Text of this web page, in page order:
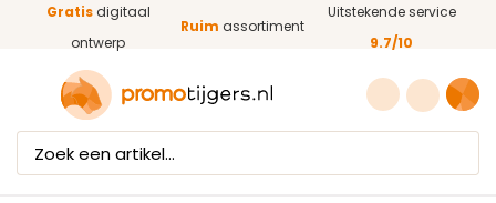
Ga naar de hoofdinhoud
Gratisdigitaal
ontwerp
Ruim assortiment
Uitstekende service
9.7/10